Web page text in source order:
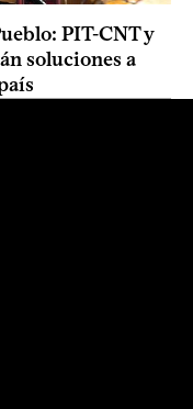
PIT-CNT y
soluciones a